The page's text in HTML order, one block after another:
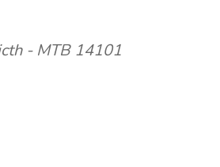
- MTB 14101